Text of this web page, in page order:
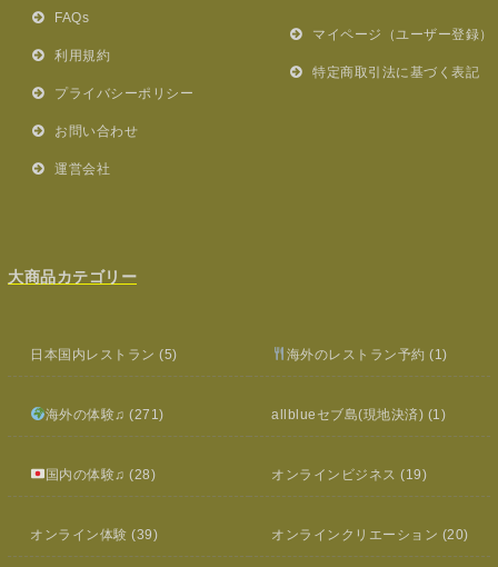
FAQs
利用規約
プライバシーポリシー
お問い合わせ
運営会社
マイページ（ユーザー登録）
特定商取引法に基づく表記
大商品カテゴリー
日本国内レストラン (5) 海外のレストラン予約 (1)
海外の体験♫ (271) allblueセブ島(現地決済) (1)
国内の体験♫ (28) オンラインビジネス (19)
オンライン体験 (39) オンラインクリエーション (20)